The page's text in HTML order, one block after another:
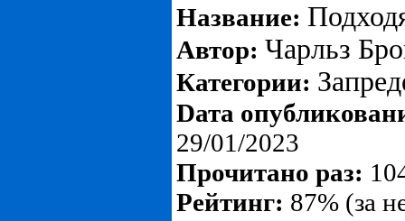
Название:
Автор: Чарльз
Категории:
Dата
29/01/2023
Прочитано раз:
Рейтинг: 87% (за